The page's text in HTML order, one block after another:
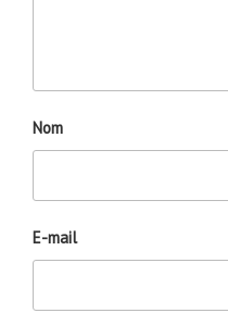
Nom
E-mail